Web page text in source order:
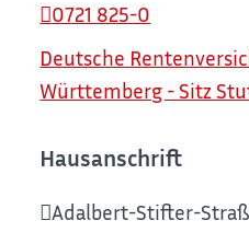
0721 825-0
Deutsche
Württemberg - Sitz
Hausanschrift
Adalbert-Stifter-